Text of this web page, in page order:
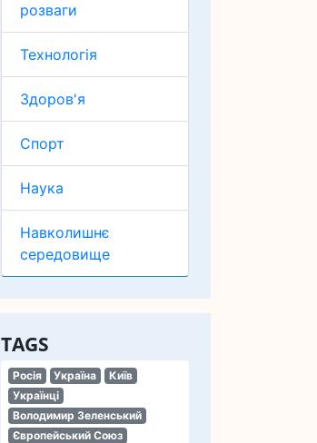
розваги
Технологія
Здоров'я
Спорт
Наука
Навколишнє
середовище
TAGS
Росія Україна
Київ
Українці
Володимир Зеленський
Європейський Союз